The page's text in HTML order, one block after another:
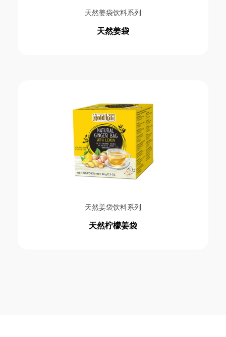
即溶姜拿铁系列
即溶特浓白咖啡和奶茶系列
天然姜袋饮料系列
天然姜袋
天然姜袋饮料系列
天然柠檬姜袋